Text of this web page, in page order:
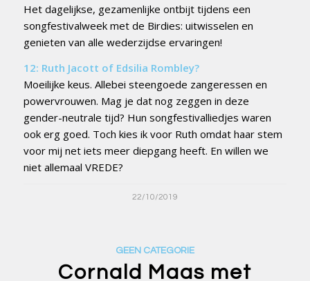
Het dagelijkse, gezamenlijke ontbijt tijdens een
songfestivalweek met de Birdies: uitwisselen en
genieten van alle wederzijdse ervaringen!
12: Ruth Jacott of Edsilia Rombley?
Moeilijke keus. Allebei steengoede zangeressen en
powervrouwen. Mag je dat nog zeggen in deze
gender-neutrale tijd? Hun songfestivalliedjes waren
ook erg goed. Toch kies ik voor Ruth omdat haar stem
voor mij net iets meer diepgang heeft. En willen we
niet allemaal VREDE?
22/10/2019
GEEN CATEGORIE
Cornald Maas met